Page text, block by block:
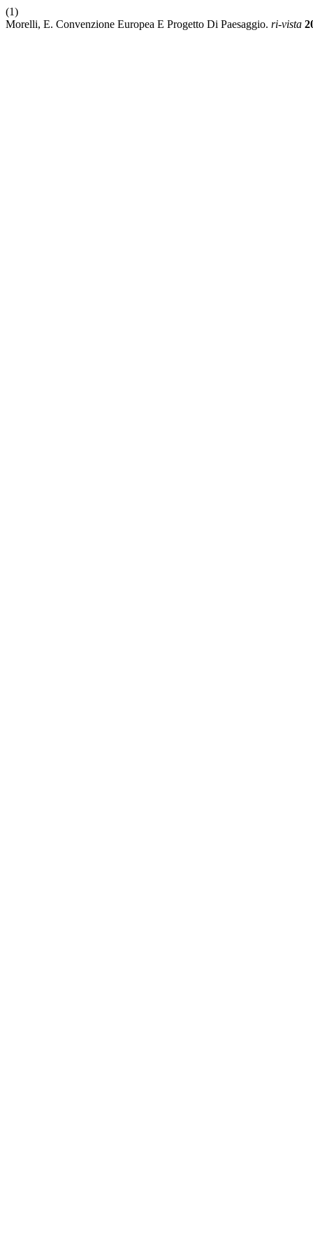
(1)
Morelli, E. Convenzione Europea E Progetto Di Paesaggio. ri-vista